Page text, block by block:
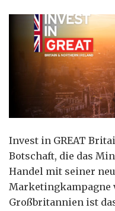
Invest in GREAT
Botschaft, die das
Handel mit seiner
Großbritannien ist